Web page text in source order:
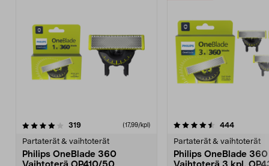
319arvostelut (17,99/kpl)
Partaterät & vaihtoterät
Philips OneBlade 360
4.5viidestä
444arvostelut
Partaterät & vaihtoterät
Philips OneBlade 360
4.5viidestä